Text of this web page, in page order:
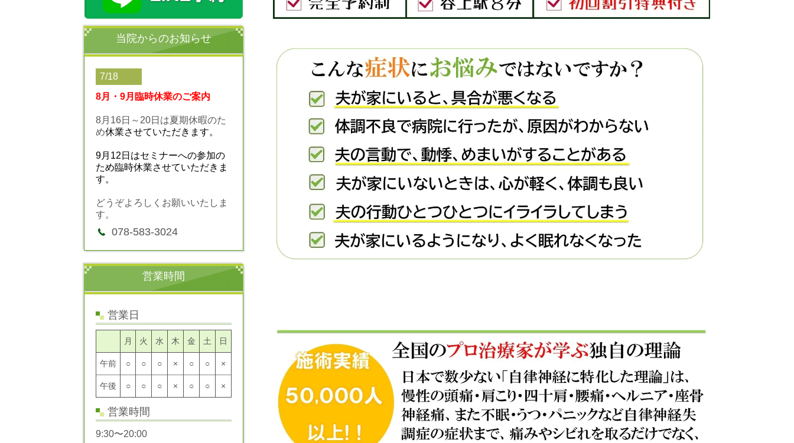
当院からのお知らせ
7/18
8月・9月臨時休業のご案内
8月16日～20日は夏期休暇のた
め休業させていただきます。
9月12日はセミナーへの参加の
ため臨時休業させていただきま
す。
どうぞよろしくお願いいたしま
す。
078-583-3024
営業時間
営業日
月 火 水 木 金 土 日
午前 ○ ○ ○ × ○ ○ ×
午後 ○ ○ ○ × ○ ○ ×
営業時間
9:30〜20:00